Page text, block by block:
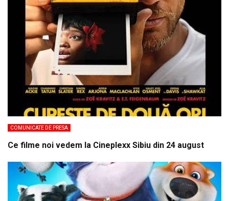
COMUNICATE DE PRESA
Ce filme noi vedem la Cineplexx Sibiu din 24 august